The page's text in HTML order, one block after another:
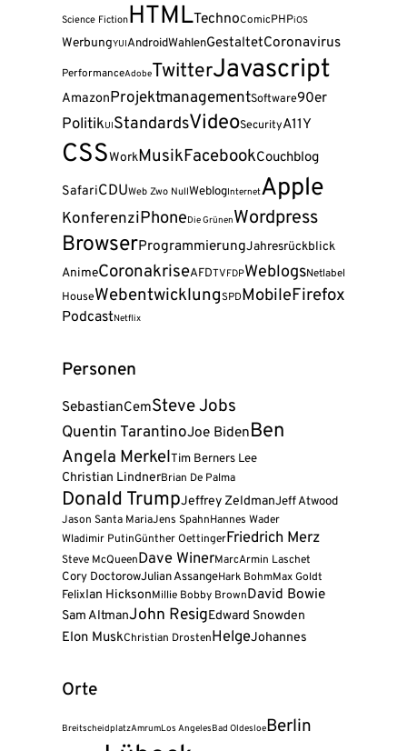
Science FictionHTMLTechnoComicPHPiOS
WerbungYUIAndroidWahlenGestaltetCoronavirus
PerformanceAdobeTwitterJavascript
AmazonProjektmanagementSoftware90er
PolitikUIStandardsVideoSecurityA11Y
CSSWorkMusikFacebookCouchblog
SafariCDUWeb Zwo NullWeblogInternetApple
KonferenziPhoneDie GrünenWordpress
BrowserProgrammierungJahresrückblick
AnimeCoronakriseAFDTVFDPWeblogsNetlabel
HouseWebentwicklungSPDMobileFirefox
PodcastNetflix
Personen
SebastianCemSteve Jobs
Quentin TarantinoJoe BidenBen
Angela MerkelTim Berners Lee
Christian LindnerBrian De Palma
Donald TrumpJeffrey ZeldmanJeff Atwood
Jason Santa MariaJens SpahnHannes Wader
Wladimir PutinGünther OettingerFriedrich Merz
Steve McQueenDave WinerMarcArmin Laschet
Cory DoctorowJulian AssangeHark BohmMax Goldt
FelixIan HicksonMillie Bobby BrownDavid Bowie
Sam AltmanJohn ResigEdward Snowden
Elon MuskChristian DrostenHelgeJohannes
Orte
BreitscheidplatzAmrumLos AngelesBad OldesloeBerlin